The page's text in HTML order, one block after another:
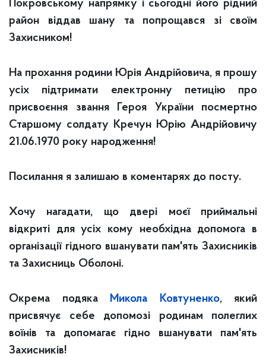
Покровському напрямку і сьогодні його рідний
район віддав шану та попрощався зі своїм
Захисником!
На прохання родини Юрія Андрійовича, я прошу
усіх підтримати електронну петицію про
присвоєння звання Героя України посмертно
Старшому солдату Кречун Юрію Андрійовичу
21.06.1970 року народження!
Посилання я залишаю в коментарях до посту.
Хочу нагадати, що двері моєї приймальні
відкриті для усіх кому необхідна допомога в
організації гідного вшанувати пам'ять Захисників
та Захисниць Оболоні.
Окрема подяка Микола Ковтуненко, який
присвячує себе допомозі родинам полеглих
воїнів та допомагає гідно вшанувати пам'ять
Захисників!